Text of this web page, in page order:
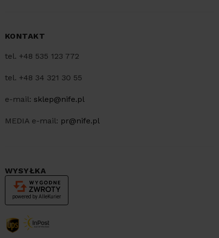
KONTAKT
tel. +48 535 123 772
tel. +48 34 321 30 55
e-mail: sklep@nife.pl
MEDIA e-mail: pr@nife.pl
WYSYŁKA